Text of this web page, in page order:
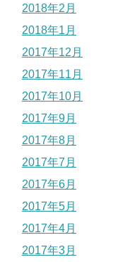
2018年2月
2018年1月
2017年12月
2017年11月
2017年10月
2017年9月
2017年8月
2017年7月
2017年6月
2017年5月
2017年4月
2017年3月